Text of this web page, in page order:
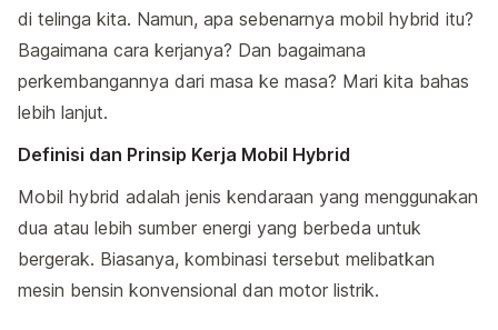
di telinga kita. Namun, apa sebenarnya mobil hybrid itu?
Bagaimana cara kerjanya? Dan bagaimana
perkembangannya dari masa ke masa? Mari kita bahas
lebih lanjut.
Definisi dan Prinsip Kerja Mobil Hybrid
Mobil hybrid adalah jenis kendaraan yang menggunakan
dua atau lebih sumber energi yang berbeda untuk
bergerak. Biasanya, kombinasi tersebut melibatkan
mesin bensin konvensional dan motor listrik.